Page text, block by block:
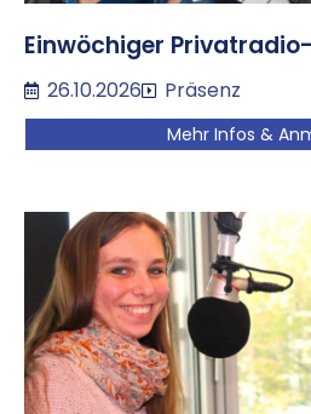
Einwöchiger
26.10.2026 Präsenz
Mehr Infos &